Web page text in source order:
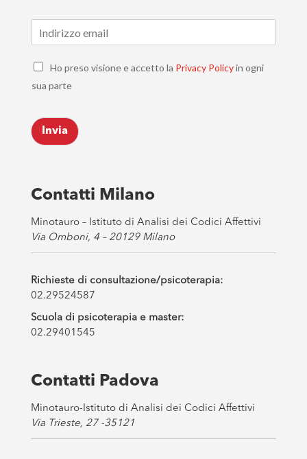
m
C
e
k
b
o
s
*
Ho preso visione e accetto la Privacy Policyin ogni
sua parte
Invia
Contatti Milano
Minotauro – Istituto di Analisi dei Codici Affettivi
Via Omboni, 4 – 20129 Milano
Richieste di consultazione/psicoterapia:
02.29524587
Scuola di psicoterapia e master:
02.29401545
Contatti Padova
Minotauro-Istituto di Analisi dei Codici Affettivi
Via Trieste, 27 -35121